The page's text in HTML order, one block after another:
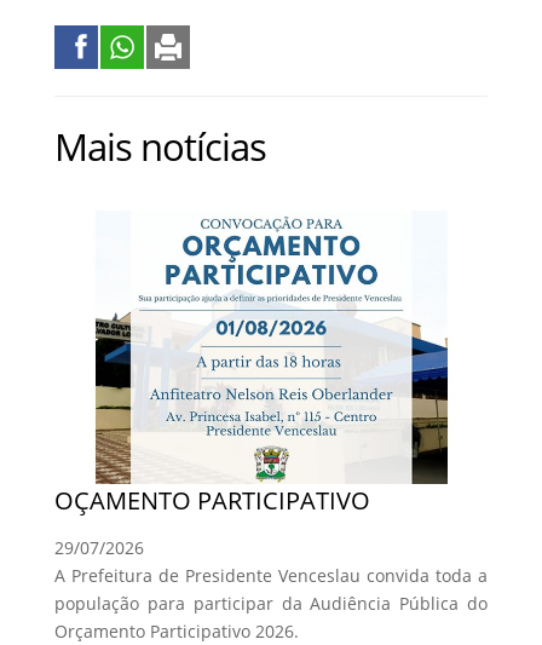
Mais notícias
OÇAMENTO PARTICIPATIVO
29/07/2026
A Prefeitura de Presidente Venceslau convida toda a
população para participar da Audiência Pública do
Orçamento Participativo 2026.